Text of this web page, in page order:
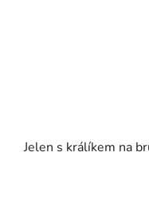
Jelen s králíkem na